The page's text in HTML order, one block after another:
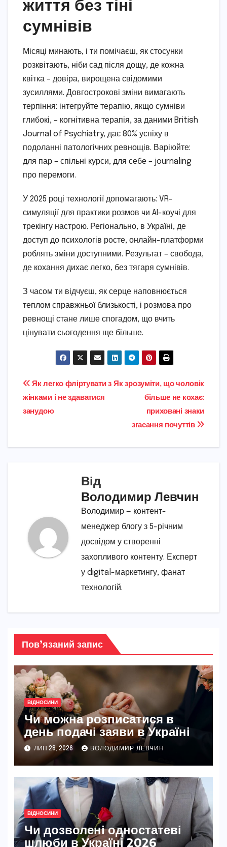
життя без тіні
сумнівів
Місяці минають, і ти помічаєш, як стосунки
розквітають, ніби сад після дощу, де кожна
квітка – довіра, вирощена свідомими
зусиллями. Довгострокові зміни вимагають
терпіння: інтегруйте терапію, якщо сумніви
глибокі, – когнітивна терапія, за даними British
Journal of Psychiatry, дає 80% успіху в
подоланні патологічних ревнощів. Варіюйте:
для пар – спільні курси, для себе – journaling
про перемоги.
У 2025 році технології допомагають: VR-
симуляції для практики розмов чи AI-коучі для
трекінгу настрою. Регіонально, в Україні, де
доступ до психологів росте, онлайн-платформи
роблять зміни доступними. Результат – свобода,
де кохання дихає легко, без тягаря сумнівів.
З часом ти відчуєш, як серце наповнюється
теплом справжньої близькості, і розмова про
ревнощі стане лише спогадом, що вчить
цінувати сьогодення ще більше.
Навігація
записів
Як зрозуміти, що чоловік
більше не кохає:
приховані знаки
згасання почуттів
Як легко фліртувати з
жінками і не здаватися
занудою
Від
Володимир Левчин
Володимир — контент-
менеджер блогу з 5-річним
досвідом у створенні
захопливого контенту. Експерт
у digital-маркетингу, фанат
технологій.
Пов’язаний запис
ВІДНОСИНИ
Чи можна розписатися в
день подачі заяви в Україні
ЛИП 28, 2026 ВОЛОДИМИР ЛЕВЧИН
ВІДНОСИНИ
Чи дозволені одностатеві
шлюби в Україні 2026